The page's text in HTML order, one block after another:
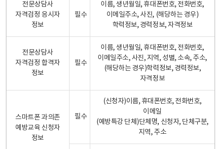
전문상담사
자격검정 응시자
정보
필수
이름, 생년월일, 휴대폰번호, 전화번호,
이메일주소, 사진, (해당하는 경우)
학력정보, 경력정보, 자격정보
전문상담사
자격검정 합격자
정보
필수
이름, 생년월일, 휴대폰번호, 전화번호,
이메일주소, 사진, 지역, 성별, 소속, 주소,
(해당하는 경우)학력정보, 경력정보,
자격정보
스마트폰 과의존
예방교육 신청자
정보
필수
(신청자)이름, 휴대폰번호, 전화번호,
이메일
(예방특강 단체)단체명, 신청자, 단체구분,
지역, 주소